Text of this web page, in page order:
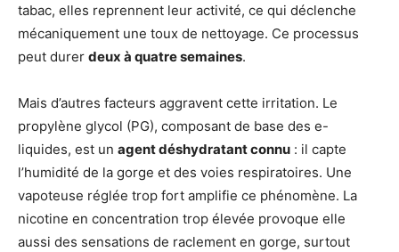
tabac, elles reprennent leur activité, ce qui déclenche
mécaniquement une toux de nettoyage. Ce processus
peut durer deux à quatre semaines.
Mais d’autres facteurs aggravent cette irritation. Le
propylène glycol (PG), composant de base des e-
liquides, est un agent déshydratant connu : il capte
l’humidité de la gorge et des voies respiratoires. Une
vapoteuse réglée trop fort amplifie ce phénomène. La
nicotine en concentration trop élevée provoque elle
aussi des sensations de raclement en gorge, surtout